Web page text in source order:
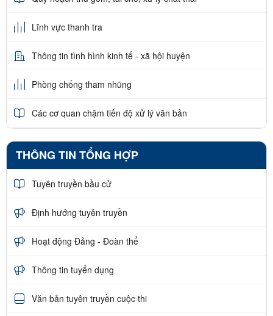
Lĩnh vực thanh tra
Thông tin tình hình kinh tế - xã hội huyện
Phòng chống tham nhũng
Các cơ quan chậm tiến độ xử lý văn bản
THÔNG TIN TỔNG HỢP
Tuyên truyền bầu cử
Định hướng tuyên truyền
Hoạt động Đảng - Đoàn thể
Thông tin tuyển dụng
Văn bản tuyên truyền cuộc thi